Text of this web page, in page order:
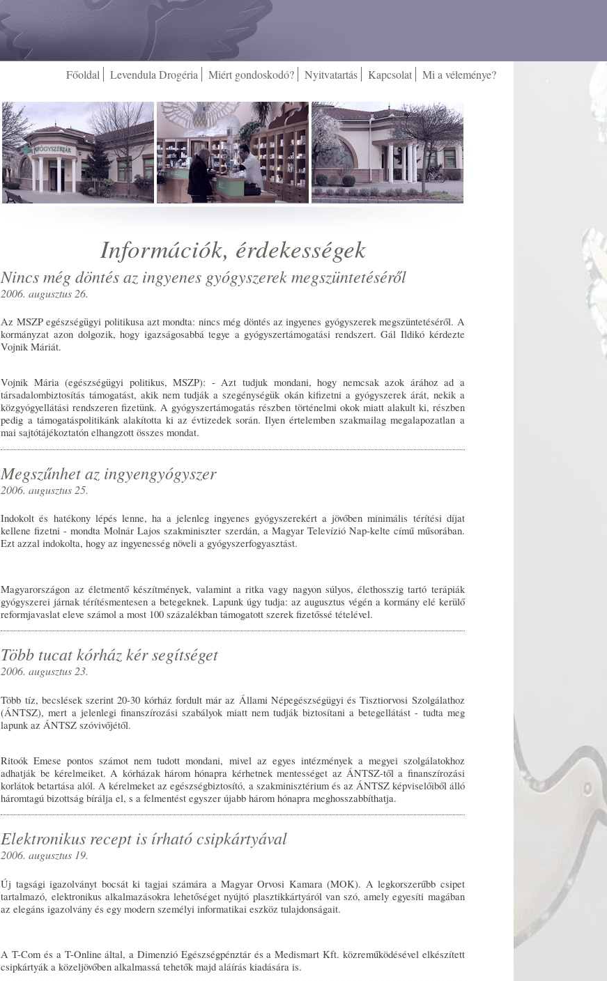
Főoldal Levendula Drogéria Miért gondoskodó? Nyitvatartás Kapcsolat Mi a véleménye?
Információk, érdekességek
Nincs még döntés az ingyenes gyógyszerek megszüntetéséről
2006. augusztus 26.
Az MSZP egészségügyi politikusa azt mondta: nincs még döntés az ingyenes gyógyszerek megszüntetéséről. A
kormányzat azon dolgozik, hogy igazságosabbá tegye a gyógyszertámogatási rendszert. Gál Ildikó kérdezte
Vojnik Máriát.
Vojnik Mária (egészségügyi politikus, MSZP): - Azt tudjuk mondani, hogy nemcsak azok árához ad a
társadalombiztosítás támogatást, akik nem tudják a szegénységük okán kifizetni a gyógyszerek árát, nekik a
közgyógyellátási rendszeren fizetünk. A gyógyszertámogatás részben történelmi okok miatt alakult ki, részben
pedig a támogatáspolitikánk alakította ki az évtizedek során. Ilyen értelemben szakmailag megalapozatlan a
mai sajtótájékoztatón elhangzott összes mondat.
Megszűnhet az ingyengyógyszer
2006. augusztus 25.
Indokolt és hatékony lépés lenne, ha a jelenleg ingyenes gyógyszerekért a jövőben minimális térítési díjat
kellene fizetni - mondta Molnár Lajos szakminiszter szerdán, a Magyar Televízió Nap-kelte című műsorában.
Ezt azzal indokolta, hogy az ingyenesség növeli a gyógyszerfogyasztást.
Magyarországon az életmentő készítmények, valamint a ritka vagy nagyon súlyos, élethosszig tartó terápiák
gyógyszerei járnak térítésmentesen a betegeknek. Lapunk úgy tudja: az augusztus végén a kormány elé kerülő
reformjavaslat eleve számol a most 100 százalékban támogatott szerek fizetőssé tételével.
Több tucat kórház kér segítséget
2006. augusztus 23.
Több tíz, becslések szerint 20-30 kórház fordult már az Állami Népegészségügyi és Tisztiorvosi Szolgálathoz
(ÁNTSZ), mert a jelenlegi finanszírozási szabályok miatt nem tudják biztosítani a betegellátást - tudta meg
lapunk az ÁNTSZ szóvivőjétől.
Ritoók Emese pontos számot nem tudott mondani, mivel az egyes intézmények a megyei szolgálatokhoz
adhatják be kérelmeiket. A kórházak három hónapra kérhetnek mentességet az ÁNTSZ-től a finanszírozási
korlátok betartása alól. A kérelmeket az egészségbiztosító, a szakminisztérium és az ÁNTSZ képviselőiből álló
háromtagú bizottság bírálja el, s a felmentést egyszer újabb három hónapra meghosszabbíthatja.
Elektronikus recept is írható csipkártyával
2006. augusztus 19.
Új tagsági igazolványt bocsát ki tagjai számára a Magyar Orvosi Kamara (MOK). A legkorszerűbb csipet
tartalmazó, elektronikus alkalmazásokra lehetőséget nyújtó plasztikkártyáról van szó, amely egyesíti magában
az elegáns igazolvány és egy modern személyi informatikai eszköz tulajdonságait.
A T-Com és a T-Online által, a Dimenzió Egészségpénztár és a Medismart Kft. közreműködésével elkészített
csipkártyák a közeljövőben alkalmassá tehetők majd aláírás kiadására is.